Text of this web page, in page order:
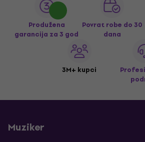
Produžena
garancija za 3 god
Povrat robe do 30
dana
3M+ kupci
Muziker